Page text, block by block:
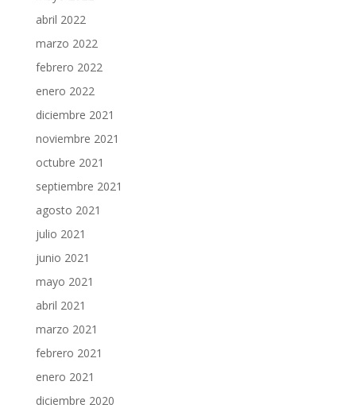
abril 2022
marzo 2022
febrero 2022
enero 2022
diciembre 2021
noviembre 2021
octubre 2021
septiembre 2021
agosto 2021
julio 2021
junio 2021
mayo 2021
abril 2021
marzo 2021
febrero 2021
enero 2021
diciembre 2020